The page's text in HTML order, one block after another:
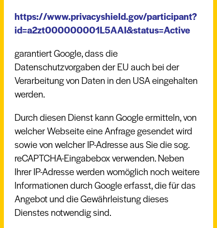
https://www.privacyshield.gov/participant?
id=a2zt000000001L5AAI&status=Active
garantiert Google, dass die
Datenschutzvorgaben der EU auch bei der
Verarbeitung von Daten in den USA eingehalten
werden.
Durch diesen Dienst kann Google ermitteln, von
welcher Webseite eine Anfrage gesendet wird
sowie von welcher IP-Adresse aus Sie die sog.
reCAPTCHA-Eingabebox verwenden. Neben
Ihrer IP-Adresse werden womöglich noch weitere
Informationen durch Google erfasst, die für das
Angebot und die Gewährleistung dieses
Dienstes notwendig sind.